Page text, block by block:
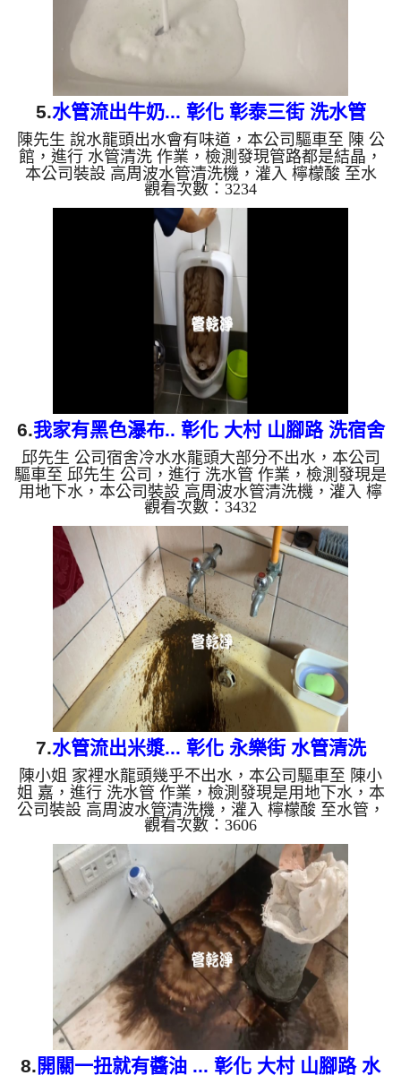
5.水管流出牛奶... 彰化 彰泰三街 洗水管
陳先生 說水龍頭出水會有味道，本公司驅車至 陳 公
館，進行 水管清洗 作業，檢測發現管路都是結晶，
本公司裝設 高周波水管清洗機，灌入 檸檬酸 至水
管，等了約15分，開啟 水管清洗機 ，啟動 螺旋波 模
式，一洗水管就流出牛奶，四個多小時後，出水量也
變大出水也沒味道了。 如是自來水，如水管老化，
會產生鐵鏽跟泥沙堆積，洗出來的水就會是咖啡色，
地下水含有氧化錳，管壁上會結成黑色管垢，洗出來
的水會跟石油一樣黑，有些洗出綠色的水，是因為裡
面有銅的物質，生鏽產生銅綠，如是藍色的水，是因
為水龍頭合金的養化...
觀看次數：3234
6.我家有黑色瀑布.. 彰化 大村 山腳路 洗宿舍
管路
邱先生 公司宿舍冷水水龍頭大部分不出水，本公司
驅車至 邱先生 公司，進行 洗水管 作業，檢測發現是
用地下水，本公司裝設 高周波水管清洗機，灌入 檸
檬酸 至水管，等了約15分，開啟 水管清洗機 ，啟動
螺旋波 模式，本來不出水，一洗就流出黑色瀑布，
看起來就像是挖到石油，六個多小時後，出水量恢復
正常了。 如是自來水，如水管老化，會產生鐵鏽跟
泥沙堆積，洗出來的水就會是咖啡色，地下水含有氧
化錳，管壁上會結成黑色管垢，洗出來的水會跟石油
一樣黑，有些洗出綠色的水，是因為裡面有銅的物
質，生鏽產生銅綠，如...
觀看次數：3432
7.水管流出米漿... 彰化 永樂街 水管清洗
陳小姐 家裡水龍頭幾乎不出水，本公司驅車至 陳小
姐 嘉，進行 洗水管 作業，檢測發現是用地下水，本
公司裝設 高周波水管清洗機，灌入 檸檬酸 至水管，
等了約15分，開啟 水管清洗機 ，啟動 螺旋波 模式，
本來不出水，一洗就流出黑水，突然流出濃郁的米
漿，四個多小時後，出水量恢復正常了。 如是自來
水，如水管老化，會產生鐵鏽跟泥沙堆積，洗出來的
水就會是咖啡色，地下水含有氧化錳，管壁上會結成
黑色管垢，洗出來的水會跟石油一樣黑，有些洗出綠
色的水，是因為裡面有銅的物質，生鏽產生銅綠，如
是藍色的水，是因為...
觀看次數：3606
8. 開關一扭就有醬油 ... 彰化 大村 山腳路 水